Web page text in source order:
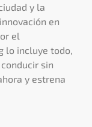
y la
en
el
lo incluye todo,
sin
y estrena